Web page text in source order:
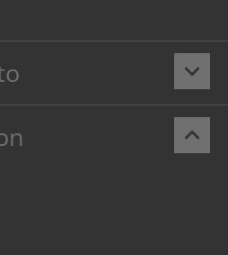
keyboard_arrow_down
keyboard_arrow_up